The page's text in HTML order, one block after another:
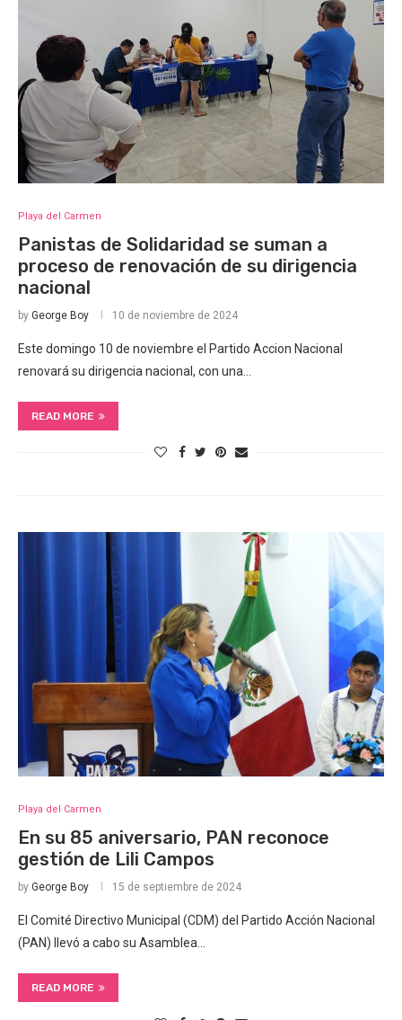
Playa del Carmen
Panistas de Solidaridad se suman a
proceso de renovación de su dirigencia
nacional
by George Boy 10 de noviembre de 2024
Este domingo 10 de noviembre el Partido Accion Nacional
renovará su dirigencia nacional, con una…
READ MORE
Playa del Carmen
En su 85 aniversario, PAN reconoce
gestión de Lili Campos
by George Boy 15 de septiembre de 2024
El Comité Directivo Municipal (CDM) del Partido Acción Nacional
(PAN) llevó a cabo su Asamblea…
READ MORE